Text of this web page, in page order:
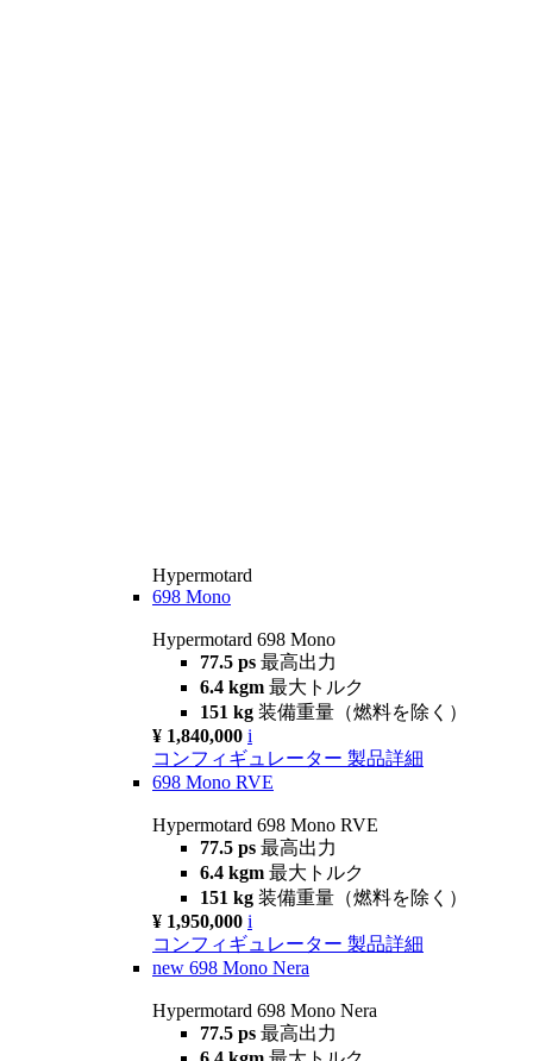
Hypermotard
698 Mono
Hypermotard 698 Mono
77.5 ps 最高出力
6.4 kgm 最大トルク
151 kg 装備重量（燃料を除く）
¥ 1,840,000 i
コンフィギュレーター 製品詳細
698 Mono RVE
Hypermotard 698 Mono RVE
77.5 ps 最高出力
6.4 kgm 最大トルク
151 kg 装備重量（燃料を除く）
¥ 1,950,000 i
コンフィギュレーター 製品詳細
new 698 Mono Nera
Hypermotard 698 Mono Nera
77.5 ps 最高出力